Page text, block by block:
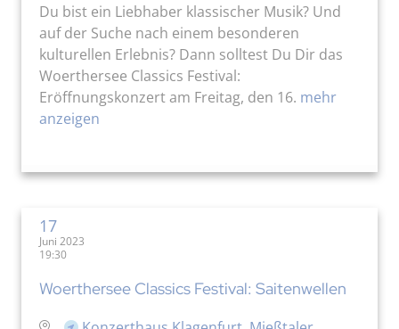
Du bist ein Liebhaber klassischer Musik? Und
auf der Suche nach einem besonderen
kulturellen Erlebnis? Dann solltest Du Dir das
Woerthersee Classics Festival:
Eröffnungskonzert am Freitag, den 16. mehr
anzeigen
17
Juni 2023
19:30
Woerthersee Classics Festival: Saitenwellen